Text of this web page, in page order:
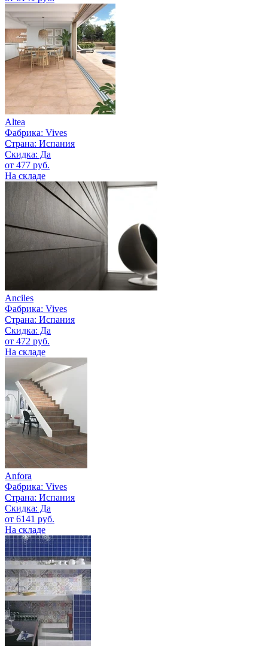
Altea
Фабрика: Vives
Страна: Испания
Скидка: Да
от 477 руб.
На складе
Anciles
Фабрика: Vives
Страна: Испания
Скидка: Да
от 472 руб.
На складе
Anfora
Фабрика: Vives
Страна: Испания
Скидка: Да
от 6141 руб.
На складе